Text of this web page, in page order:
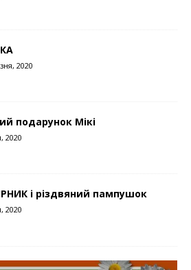
2020
подарунок Мікі
2020
і різдвяний пампушок
2020